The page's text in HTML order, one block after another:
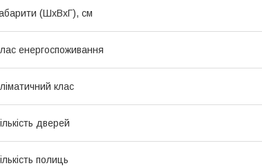
(ШхВхГ), см
енергоспоживання
клас
дверей
полиць